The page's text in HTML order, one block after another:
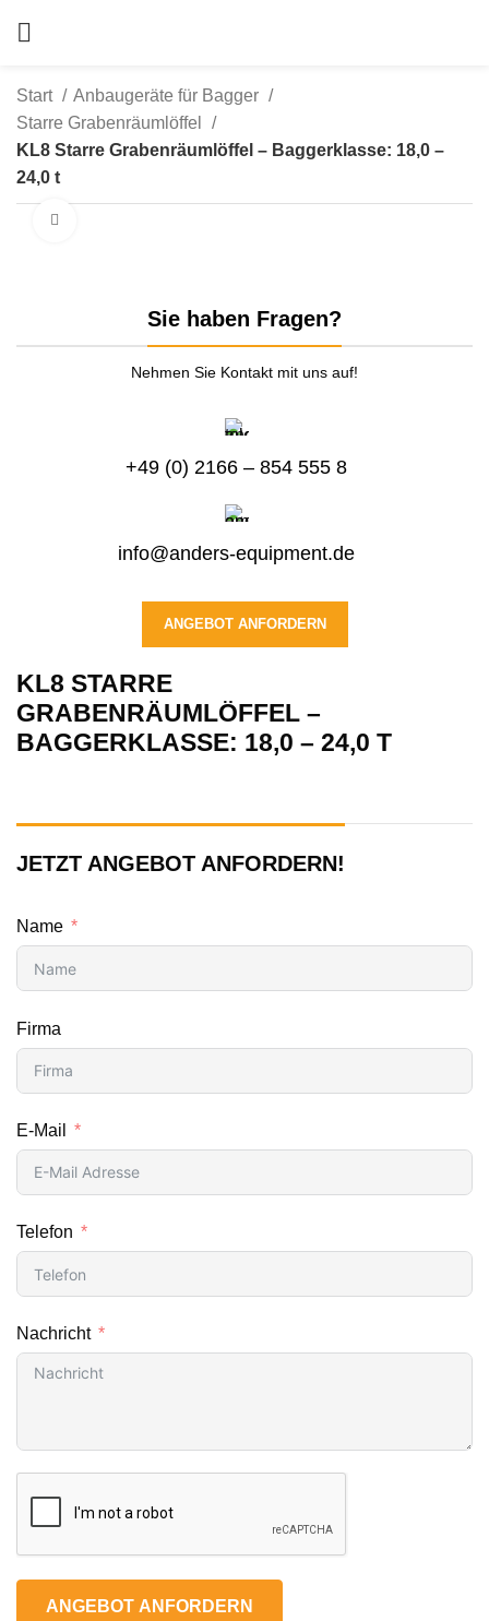
Start
Anbaugeräte für Bagger
Starre Grabenräumlöffel
KL8 Starre Grabenräumlöffel – Baggerklasse: 18,0 –
24,0 t
Sie haben Fragen?
Nehmen Sie Kontakt mit uns auf!
+49 (0) 2166 – 854 555 8
info@anders-equipment.de
ANGEBOT ANFORDERN
KL8 STARRE
GRABENRÄUMLÖFFEL –
BAGGERKLASSE: 18,0 – 24,0 T
JETZT ANGEBOT ANFORDERN!
Name
Firma
E-Mail
Telefon
Nachricht
ANGEBOT ANFORDERN